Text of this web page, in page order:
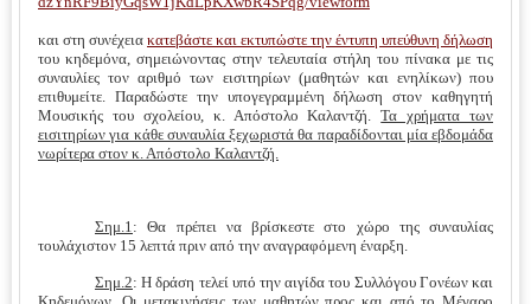
και στη συνέχεια κατεβάστε και εκτυπώστε την έντυπη υπεύθυνη δήλωση
του κηδεμόνα, σημειώνοντας στην τελευταία στήλη του πίνακα με τις
συναυλίες τον αριθμό των εισιτηρίων (μαθητών και ενηλίκων) που
επιθυμείτε. Παραδώστε την υπογεγραμμένη δήλωση στον καθηγητή
Μουσικής του σχολείου, κ. Απόστολο Καλαντζή.Τα χρήματα των
εισιτηρίων για κάθε συναυλία ξεχωριστά θα παραδίδονται μία εβδομάδα
νωρίτερα στον κ. Απόστολο Καλαντζή.
Σημ.1: Θα πρέπει να βρίσκεστε στο χώρο της συναυλίας
τουλάχιστον 15 λεπτά πριν από την αναγραφόμενη έναρξη.
Σημ.2: Η δράση τελεί υπό την αιγίδα του Συλλόγου Γονέων και